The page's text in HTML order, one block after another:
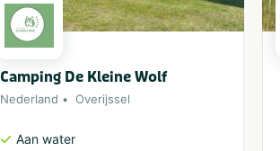
Camping De Kleine Wolf
Nederland Overijssel
Aan water